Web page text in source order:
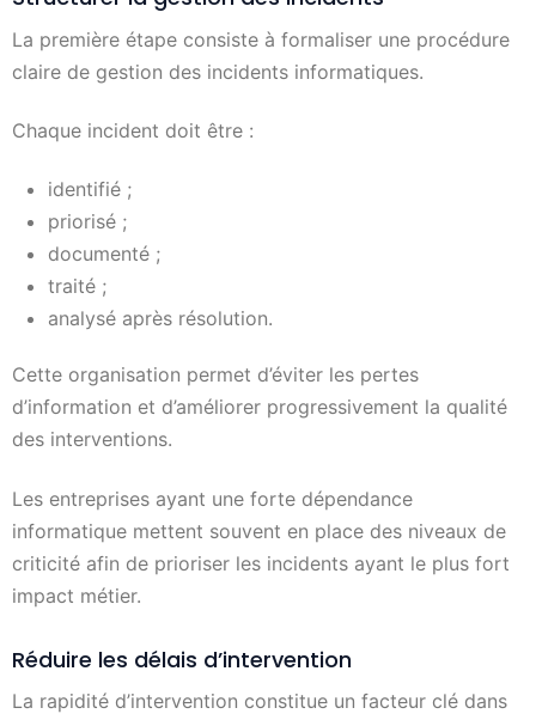
La première étape consiste à formaliser une procédure
claire de gestion des incidents informatiques.
Chaque incident doit être :
identifié ;
priorisé ;
documenté ;
traité ;
analysé après résolution.
Cette organisation permet d’éviter les pertes
d’information et d’améliorer progressivement la qualité
des interventions.
Les entreprises ayant une forte dépendance
informatique mettent souvent en place des niveaux de
criticité afin de prioriser les incidents ayant le plus fort
impact métier.
Réduire les délais d’intervention
La rapidité d’intervention constitue un facteur clé dans